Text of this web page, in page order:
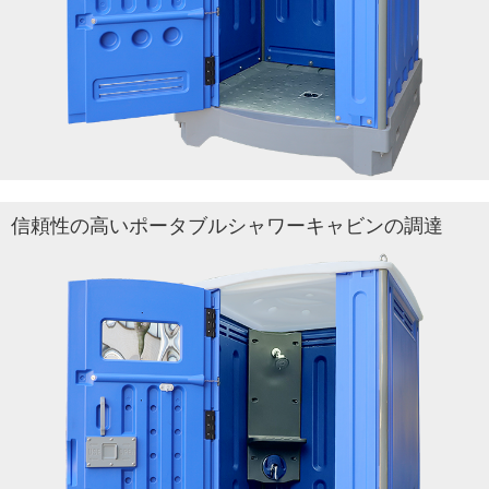
信頼性の高いポータブルシャワーキャビンの調達